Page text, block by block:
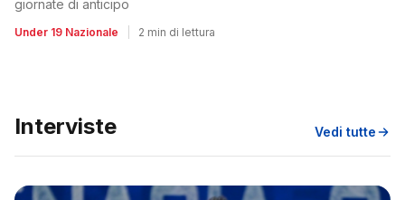
giornate di anticipo
Under 19 Nazionale 2 min di lettura
Interviste Vedi tutte